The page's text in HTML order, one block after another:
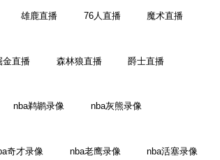
雄鹿直播 76人直播 魔术直播
金直播 森林狼直播 爵士直播
nba鹈鹕录像 nba灰熊录像
奇才录像 nba老鹰录像 nba活塞录像